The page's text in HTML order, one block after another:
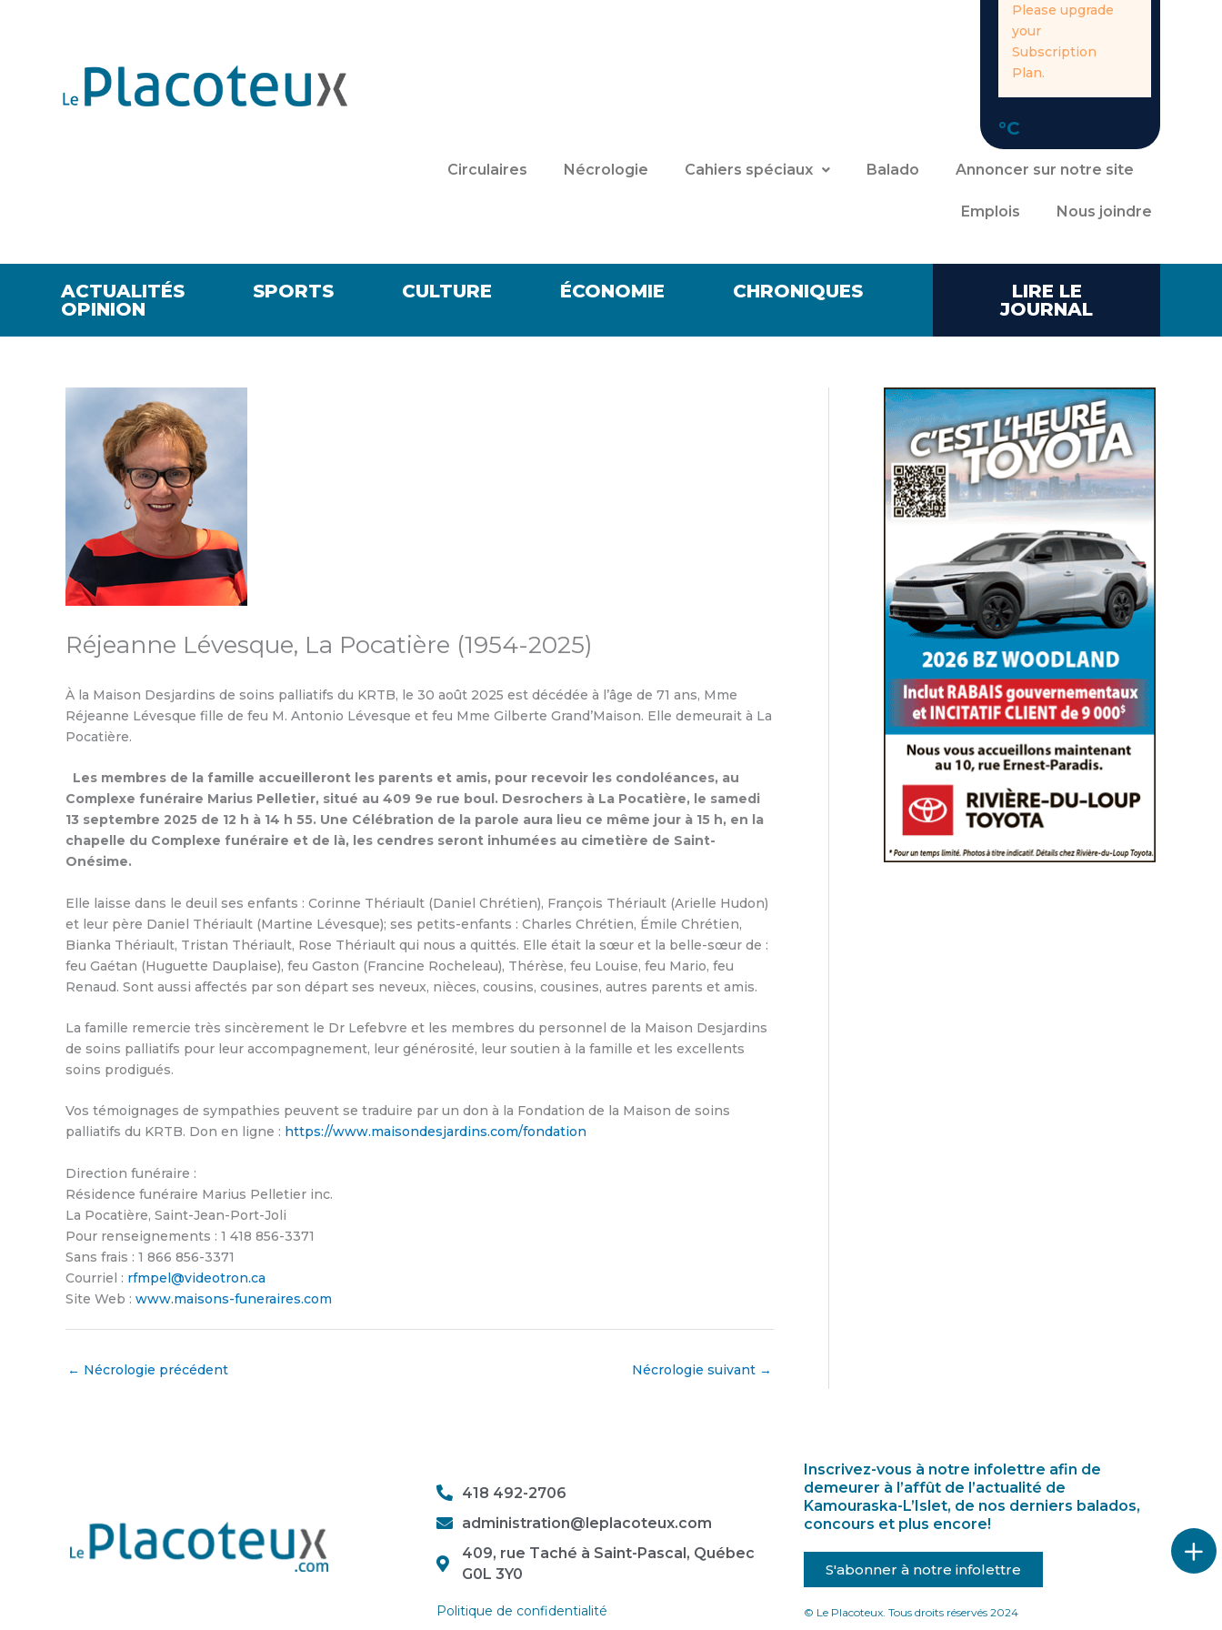
Please upgrade
your
Subscription
Plan.
°C
Circulaires Nécrologie Cahiers spéciaux Balado Annoncer sur notre site
Emplois Nous joindre
ACTUALITÉS SPORTS CULTURE ÉCONOMIE
CHRONIQUES
OPINION
LIRE LE
JOURNAL
Réjeanne Lévesque, La Pocatière (1954-2025)
À la Maison Desjardins de soins palliatifs du KRTB, le 30 août 2025 est décédée à l’âge de 71 ans, Mme
Réjeanne Lévesque fille de feu M. Antonio Lévesque et feu Mme Gilberte Grand’Maison. Elle demeurait à La
Pocatière.
Les membres de la famille accueilleront les parents et amis, pour recevoir les condoléances, au
Complexe funéraire Marius Pelletier, situé au 409 9e rue boul. Desrochers à La Pocatière, le samedi
13 septembre 2025 de 12 h à 14 h 55. Une Célébration de la parole aura lieu ce même jour à 15 h, en la
chapelle du Complexe funéraire et de là, les cendres seront inhumées au cimetière de Saint-
Onésime.
Elle laisse dans le deuil ses enfants : Corinne Thériault (Daniel Chrétien), François Thériault (Arielle Hudon)
et leur père Daniel Thériault (Martine Lévesque); ses petits-enfants : Charles Chrétien, Émile Chrétien,
Bianka Thériault, Tristan Thériault, Rose Thériault qui nous a quittés. Elle était la sœur et la belle-sœur de :
feu Gaétan (Huguette Dauplaise), feu Gaston (Francine Rocheleau), Thérèse, feu Louise, feu Mario, feu
Renaud. Sont aussi affectés par son départ ses neveux, nièces, cousins, cousines, autres parents et amis.
La famille remercie très sincèrement le Dr Lefebvre et les membres du personnel de la Maison Desjardins
de soins palliatifs pour leur accompagnement, leur générosité, leur soutien à la famille et les excellents
soins prodigués.
Vos témoignages de sympathies peuvent se traduire par un don à la Fondation de la Maison de soins
palliatifs du KRTB. Don en ligne : https://www.maisondesjardins.com/fondation
Direction funéraire :
Résidence funéraire Marius Pelletier inc.
La Pocatière, Saint-Jean-Port-Joli
Pour renseignements : 1 418 856-3371
Sans frais : 1 866 856-3371
Courriel : rfmpel@videotron.ca
Site Web : www.maisons-funeraires.com
← Nécrologie précédent Nécrologie suivant →
418 492-2706
administration@leplacoteux.com
409, rue Taché à Saint-Pascal, Québec
G0L 3Y0
Politique de confidentialité
Inscrivez-vous à notre infolettre afin de
demeurer à l’affût de l’actualité de
Kamouraska-L’Islet, de nos derniers balados,
concours et plus encore!
S'abonner à notre infolettre
© Le Placoteux. Tous droits réservés 2024